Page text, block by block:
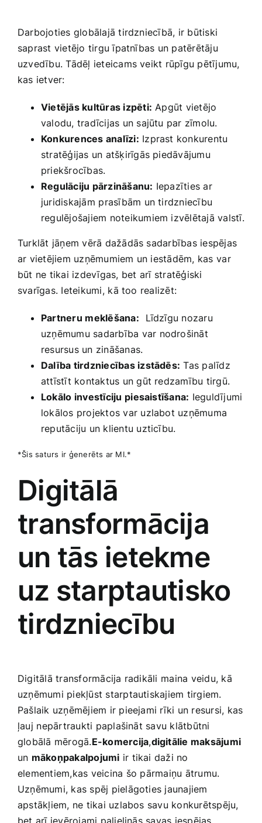
Darbojoties globālajā tirdzniecībā,‍ ir ​būtiski
saprast vietējo tirgu īpatnības un ‍patērētāju
uzvedību. Tādēļ ieteicams veikt‌ rūpīgu‌ pētījumu,
kas ietver:
Vietējās kultūras izpēti: Apgūt vietējo
valodu, tradīcijas un sajūtu par zīmolu.
Konkurences​ analīzi: Izprast konkurentu
stratēģijas un atšķirīgās ‍piedāvājumu
priekšrocības.
Regulāciju pārzināšanu: Iepazīties ar
juridiskajām ⁢prasībām un tirdzniecību
regulējošajiem​ noteikumiem izvēlētajā valstī.
Turklāt jāņem vērā dažādās sadarbības iespējas⁤
ar vietējiem uzņēmumiem un iestādēm, kas⁤ var⁤
būt ne tikai izdevīgas,⁢ bet arī stratēģiski
svarīgas. Ieteikumi, ⁤kā too realizēt:
Partneru⁢ meklēšana: ⁣ Līdzīgu nozaru
uzņēmumu ‌sadarbība var nodrošināt
resursus un​ zināšanas.
Dalība tirdzniecības izstādēs: Tas palīdz‌
attīstīt ‌kontaktus un gūt redzamību tirgū.
Lokālo⁢ investīciju ⁤piesaistīšana: Ieguldījumi
lokālos projektos var uzlabot uzņēmuma
reputāciju un klientu uzticību.
*Šis saturs ir ģenerēts ‍ar ​MI.*
Digitālā
transformācija
un tās ietekme‌
uz starptautisko
tirdzniecību
Digitālā transformācija radikāli ⁣maina veidu, kā⁤
uzņēmumi piekļūst starptautiskajiem tirgiem.
Pašlaik uzņēmējiem ir pieejami rīki un‌ resursi, kas
ļauj ⁢nepārtraukti paplašināt savu klātbūtni
globālā mērogā.E-komercija,digitālie maksājumi
un mākoņpakalpojumi ir tikai daži no
elementiem,kas veicina šo⁣ pārmaiņu‍ ātrumu.
Uzņēmumi, kas spēj ‍pielāgoties jaunajiem
apstākļiem, ne​ tikai uzlabos savu konkurētspēju,